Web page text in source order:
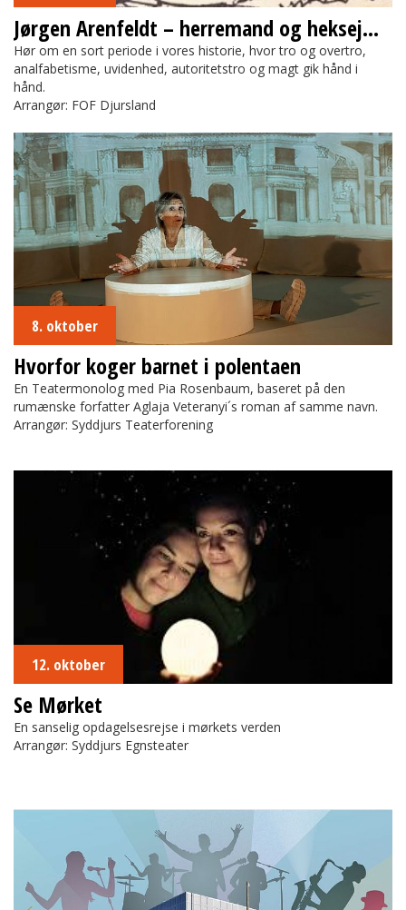
Jørgen Arenfeldt – herremand og heksejæger
Hør om en sort periode i vores historie, hvor tro og overtro,
analfabetisme, uvidenhed, autoritetstro og magt gik hånd i
hånd.
Arrangør: FOF Djursland
Hvorfor koger barnet i polentaen
8. oktober
Hvorfor koger barnet i polentaen
En Teatermonolog med Pia Rosenbaum, baseret på den
rumænske forfatter Aglaja Veteranyi´s roman af samme navn.
Arrangør: Syddjurs Teaterforening
12. oktober
Se Mørket
En sanselig opdagelsesrejse i mørkets verden
Arrangør: Syddjurs Egnsteater